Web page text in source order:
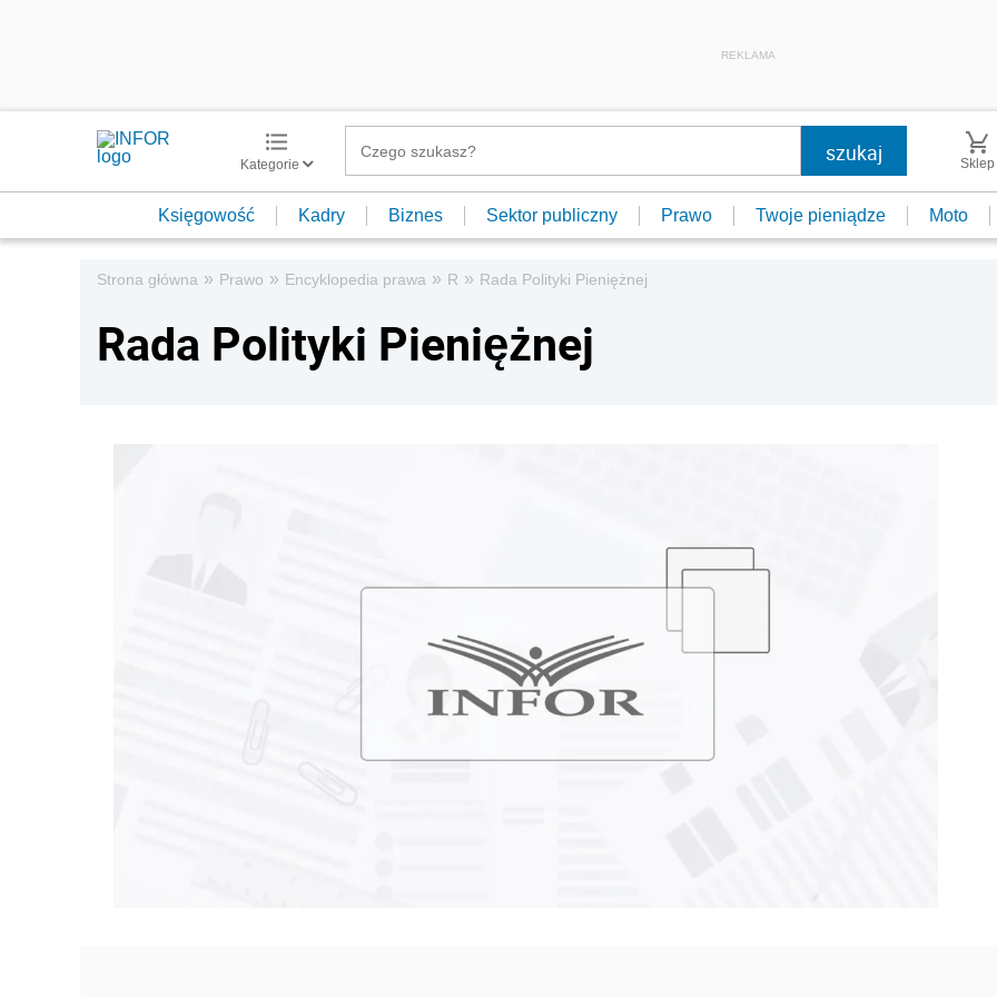
REKLAMA
Kategorie Sklep
Księgowość Kadry Biznes Sektor publiczny Prawo Twoje pieniądze Moto
Strona główna » Prawo » Encyklopedia prawa » R » Rada Polityki Pieniężnej
Rada Polityki Pieniężnej